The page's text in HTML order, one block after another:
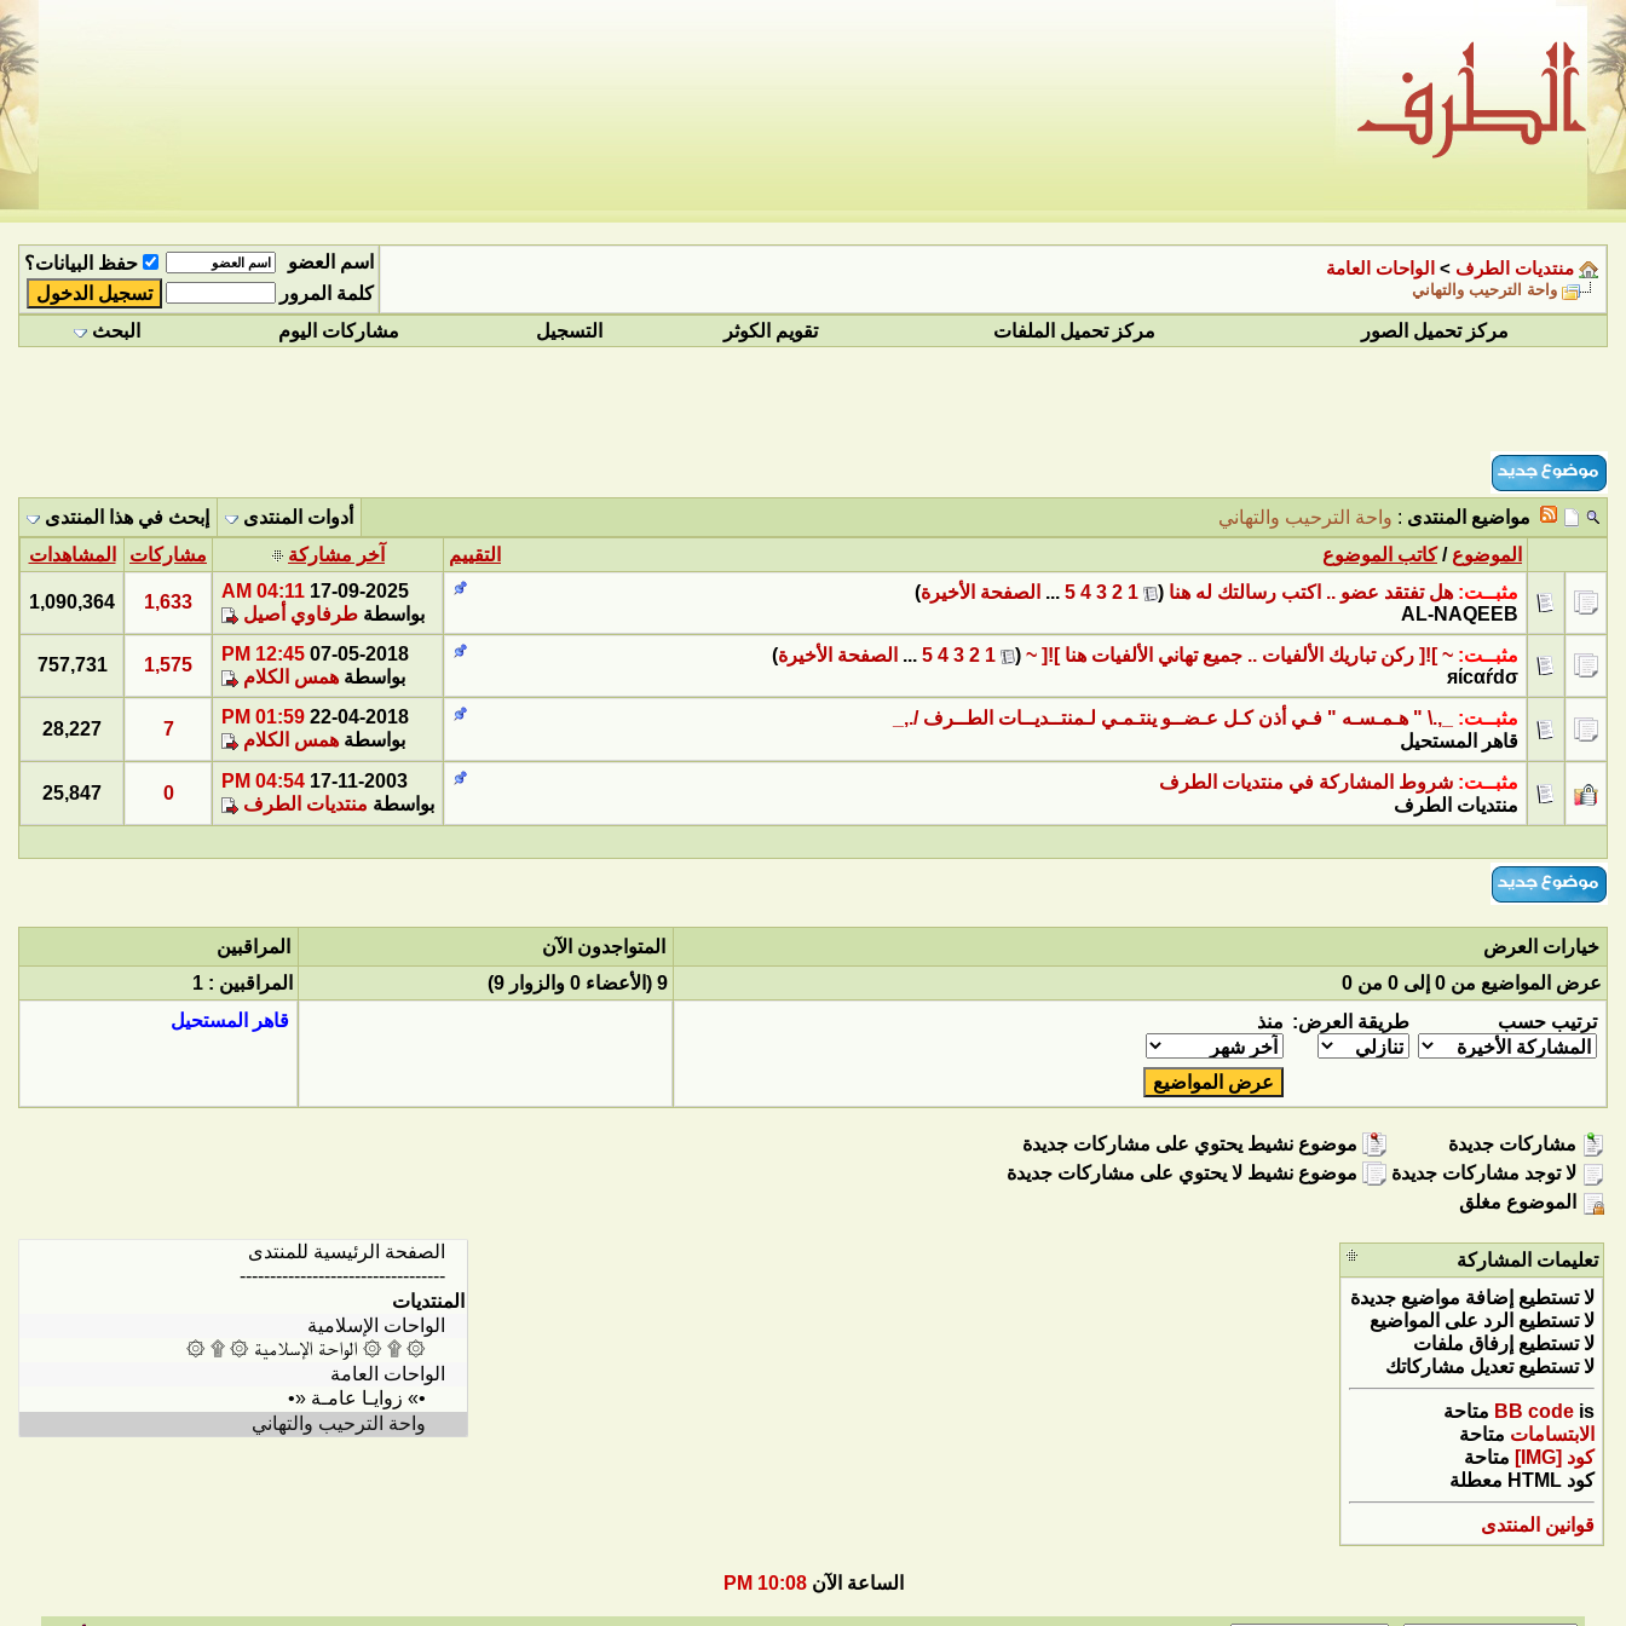
منتديات الطرف > الواحات العامة
واحة الترحيب والتهاني
اسم العضو
حفظ البيانات؟
كلمة المرور
مركز تحميل الصور
مركز تحميل الملفات تقويم الكوثر التسجيل مشاركات اليوم البحث
مواضيع المنتدى : واحة الترحيب والتهاني أدوات المنتدى
إبحث في هذا المنتدى
التقييم
الموضوع /كاتب الموضوع آخر مشاركة مشاركات
المشاهدات
مثبــت: هل تفتقد عضو .. اكتب رسالتك له هنا (
1
2
3
4
5
... الصفحة الأخيرة)
AL-NAQEEB
17-09-2025
04:11 AM
بواسطة طرفاوي أصيل
1,633
1,090,364
مثبــت: ~ ]![ ركن تباريك الألفيات .. جميع تهاني الألفيات هنا ]![ ~ (
1
2
3
4
5
... الصفحة الأخيرة)
яίcαŕdσ
07-05-2018
12:45 PM
بواسطة همس الكلام
1,575
757,731
مثبــت:
_,.\ " هـمـسـه " فـي أذن كـل عـضــو ينتـمـي لـمنتــديــات الطــرف /.,_
قاهر المستحيل
22-04-2018
01:59 PM
بواسطة همس الكلام
7
28,227
مثبــت: شروط المشاركة في منتديات الطرف
منتديات الطرف
17-11-2003
04:54 PM
بواسطة منتديات الطرف
0
25,847
خيارات العرض المتواجدون الآن
المراقبين
عرض المواضيع من 0 إلى 0 من 0
9 (الأعضاء 0 والزوار 9)
المراقبين : 1
ترتيب حسب
طريقة العرض: منذ قاهر المستحيل
مشاركات جديدة
موضوع نشيط يحتوي على مشاركات جديدة
لا توجد مشاركات جديدة
موضوع نشيط لا يحتوي على مشاركات جديدة
الموضوع مغلق
تعليمات المشاركة
لا تستطيع إضافة مواضيع جديدة
لا تستطيع الرد على المواضيع
لا تستطيع إرفاق ملفات
لا تستطيع تعديل مشاركاتك
BB code is
متاحة
الابتسامات متاحة
كود [IMG]
متاحة
كود HTML
معطلة
قوانين المنتدى
الساعة الآن10:08 PM